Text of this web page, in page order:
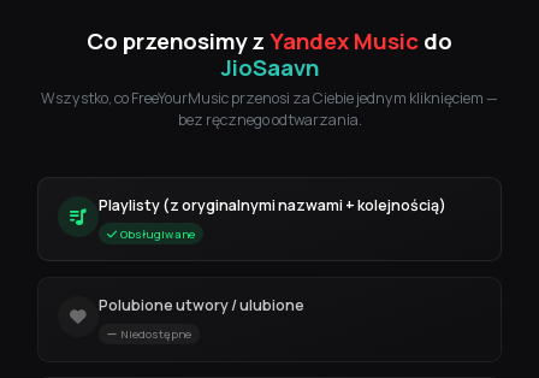
Co przenosimy zYandex Musicdo
JioSaavn
Wszystko, co FreeYourMusic przenosi za Ciebie jednym kliknięciem —
bez ręcznego odtwarzania.
Playlisty (z oryginalnymi nazwami + kolejnością)
Obsługiwane
Polubione utwory / ulubione
Niedostępne